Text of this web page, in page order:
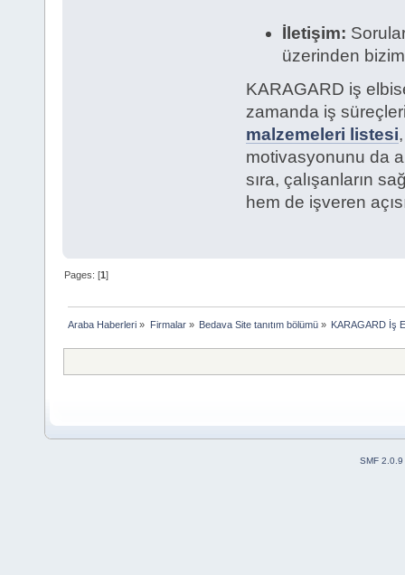
İletişim:
üzerinden
KARAGARD iş
zamanda iş
malzemeleri listesi
motivasyonunu da
sıra, çalışanların
hem de işveren
Pages: [1]
Araba Haberleri » Firmalar» Bedava Site tanıtım bölümü» KARAGARD İş
SMF 2.0.9